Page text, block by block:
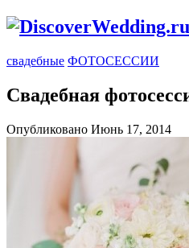
свадебные ФОТОСЕССИИ
Свадебная
Опубликовано Июнь 17, 2014